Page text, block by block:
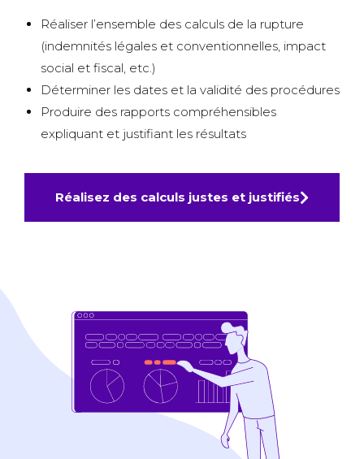
Réaliser l’ensemble des calculs de la rupture
(indemnités légales et conventionnelles, impact
social et fiscal, etc.)
Déterminer les dates et la validité des procédures
Produire des rapports compréhensibles
expliquant et justifiant les résultats
Réalisez des calculs justes et justifiés